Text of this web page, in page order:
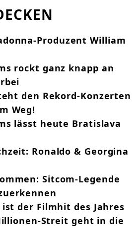
Produzent William
rockt ganz knapp an
den Rekord-Konzerten
Weg!
lässt heute Bratislava
Ronaldo & Georgina
Sitcom-Legende
der Filmhit des Jahres
Streit geht in die